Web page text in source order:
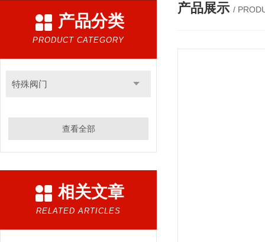
产品分类
PRODUCT CATEGORY
特殊阀门
查看全部
相关文章
RELATED ARTICLES
产品展示 /